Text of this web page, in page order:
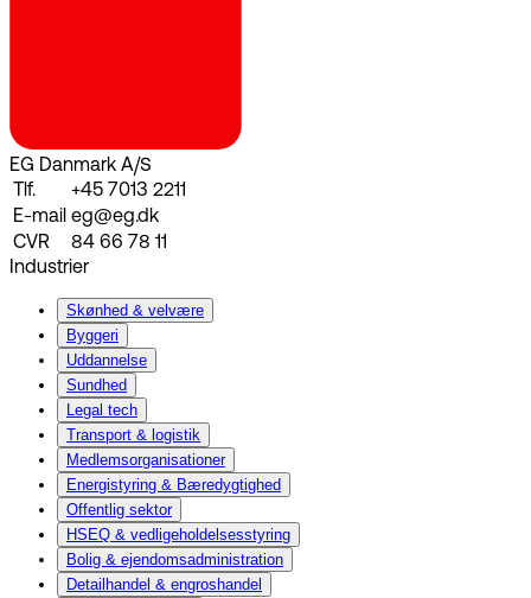
EG Danmark A/S
Tlf.
+45 7013 2211
E-mail eg@eg.dk
CVR
84 66 78 11
Industrier
Skønhed & velvære
Byggeri
Uddannelse
Sundhed
Legal tech
Transport & logistik
Medlemsorganisationer
Energistyring & Bæredygtighed
Offentlig sektor
HSEQ & vedligeholdelsesstyring
Bolig & ejendomsadministration
Detailhandel & engroshandel